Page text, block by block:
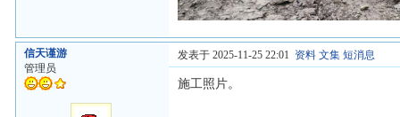
信天谨游
管理员
发表于 2025-11-25 22:01 资料 文集 短消息
施工照片。